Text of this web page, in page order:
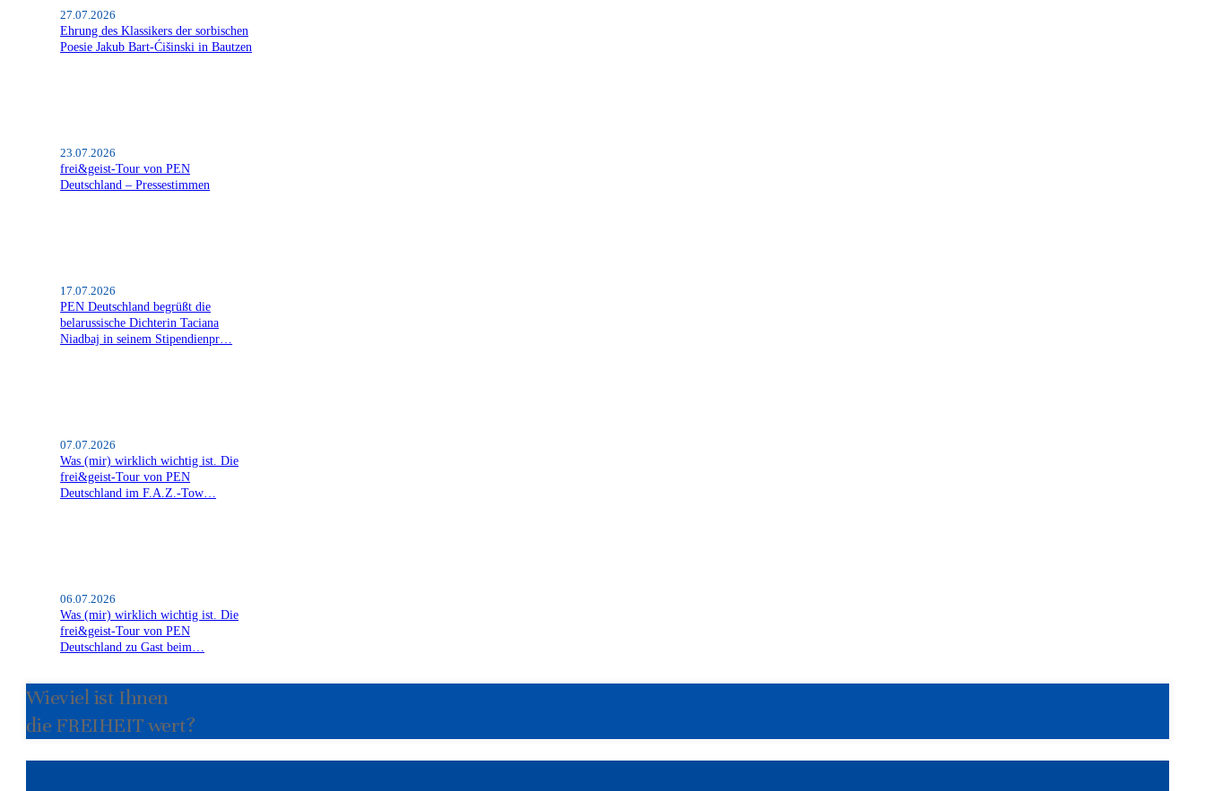
27.07.2026
Ehrung des Klassikers der sorbischen
Poesie Jakub Bart-Ćišinski in Bautzen
23.07.2026
frei&geist-Tour von PEN
Deutschland – Pressestimmen
17.07.2026
PEN Deutschland begrüßt die
belarussische Dichterin Taciana
Niadbaj in seinem Stipendienpr…
07.07.2026
Was (mir) wirklich wichtig ist. Die
frei&geist-Tour von PEN
Deutschland im F.A.Z.-Tow…
06.07.2026
Was (mir) wirklich wichtig ist. Die
frei&geist-Tour von PEN
Deutschland zu Gast beim…
Wieviel ist Ihnen
die FREIHEIT wert?